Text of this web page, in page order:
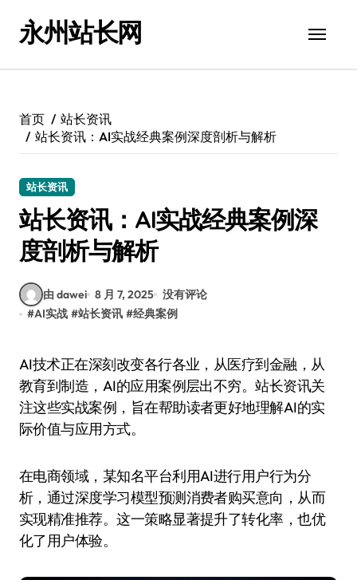
永州站长网
首页
站长资讯
站长资讯：AI实战经典案例深度剖析与解析
站长资讯
站长资讯：AI实战经典案例深
度剖析与解析
由 dawei 8 月 7, 2025 没有评论
#AI实战 #站长资讯 #经典案例
AI技术正在深刻改变各行各业，从医疗到金融，从
教育到制造，AI的应用案例层出不穷。站长资讯关
注这些实战案例，旨在帮助读者更好地理解AI的实
际价值与应用方式。
在电商领域，某知名平台利用AI进行用户行为分
析，通过深度学习模型预测消费者购买意向，从而
实现精准推荐。这一策略显著提升了转化率，也优
化了用户体验。